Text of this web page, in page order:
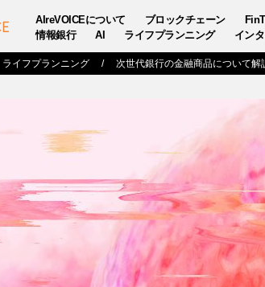
AIreVOICEについて ブロックチェーン
情報銀行
AI ライフプランニング イン
ライフプランニング 次世代銀行の金融商品について